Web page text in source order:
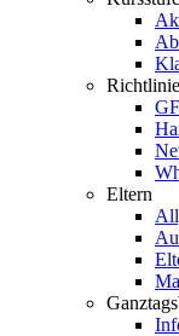
Eltern